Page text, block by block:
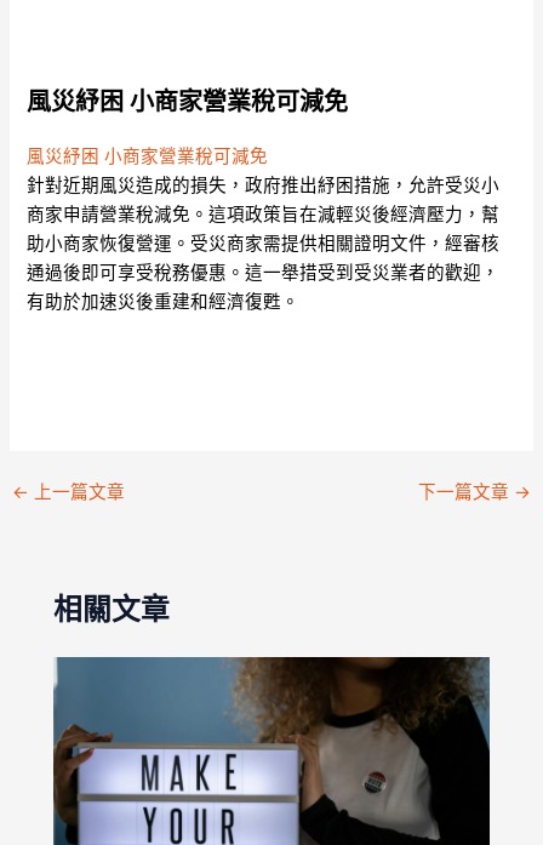
風災紓困 小商家營業稅可減免
風災紓困 小商家營業稅可減免
針對近期風災造成的損失，政府推出紓困措施，允許受災小
商家申請營業稅減免。這項政策旨在減輕災後經濟壓力，幫
助小商家恢復營運。受災商家需提供相關證明文件，經審核
通過後即可享受稅務優惠。這一舉措受到受災業者的歡迎，
有助於加速災後重建和經濟復甦。
← 上一篇文章 下一篇文章 →
相關文章